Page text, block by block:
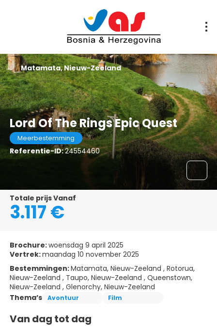
Lord Of The Rings Epic Quest
Meerbestemming
Referentie-ID:24554460
Matamata, Nieuw-Zeeland
Totale prijs Vanaf
3.117 €
Brochure:woensdag 9 april 2025
Vertrek:maandag 10 november 2025
Bestemmingen:Matamata, Nieuw-Zeeland , Rotorua,
Nieuw-Zeeland , Taupo, Nieuw-Zeeland , Queenstown,
Nieuw-Zeeland , Glenorchy, Nieuw-Zeeland
Thema’s
Avontuur Film
Van dag tot dag